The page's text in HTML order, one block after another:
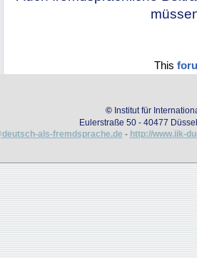
This
© Institut für
Eulerstraße 50 - 40477
als-fremdsprache.de - http://www.iik-